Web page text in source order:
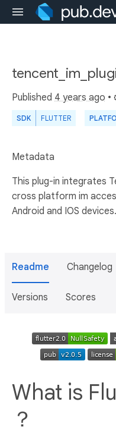
Published 4 years ago •
SDK FLUTTER
Metadata
This plug-in integrates
cross platform im
Android and IOS devices.
Readme Changelog
Versions Scores
What is
？